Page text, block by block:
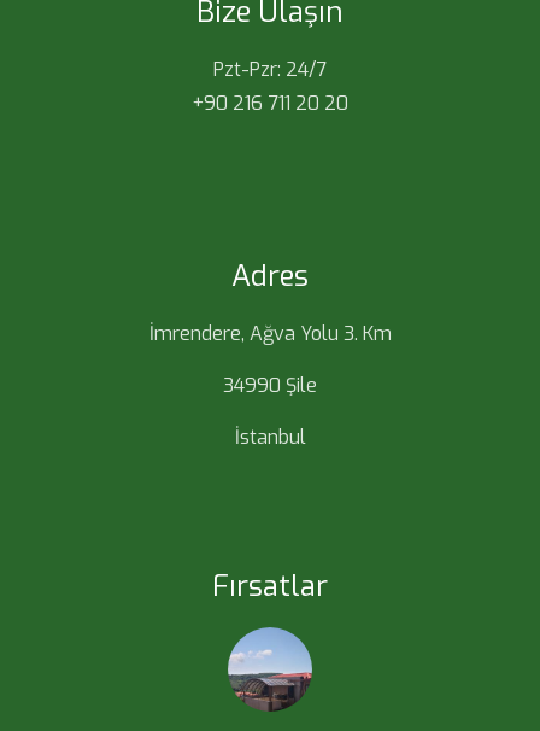
Bize Ulaşın
Pzt-Pzr: 24/7
+90 216 711 20 20
Adres
İmrendere, Ağva Yolu 3. Km
34990 Şile
İstanbul
Fırsatlar